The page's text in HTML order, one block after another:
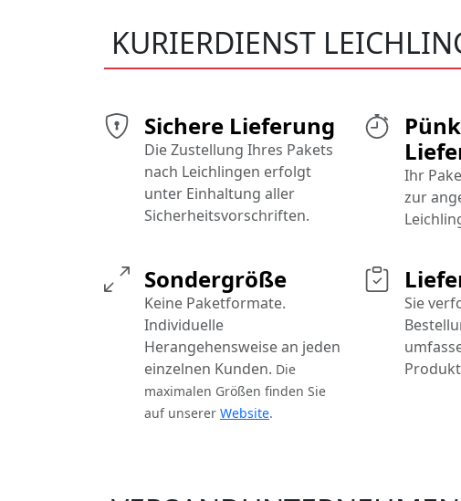
KURIERDIENST
Ihr
zur
Sichere Lieferung
Die Zustellung Ihres Pakets
nach Leichlingen erfolgt
unter Einhaltung aller
Sicherheitsvorschriften.
Sondergröße
Keine Paketformate.
Individuelle
Herangehensweise an jeden
einzelnen Kunden. Die
maximalen Größen finden Sie
auf unserer Website.
Sie